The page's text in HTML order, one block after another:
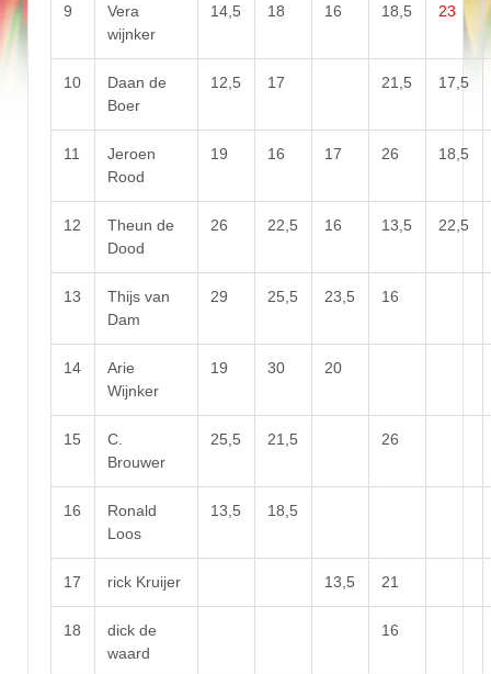
9
Vera
wijnker
14,5 18 16 18,5 23
10
Daan de
Boer
12,5 17 21,5 17,5
11
Jeroen
Rood
19 16 17 26 18,5
12
Theun de
Dood
26 22,5 16 13,5 22,5
13
Thijs van
Dam
29 25,5 23,5 16
14
Arie
Wijnker
19 30 20
15
C.
Brouwer
25,5 21,5 26
16
Ronald
Loos
13,5 18,5
17 rick Kruijer 13,5 21
18
dick de
waard
16